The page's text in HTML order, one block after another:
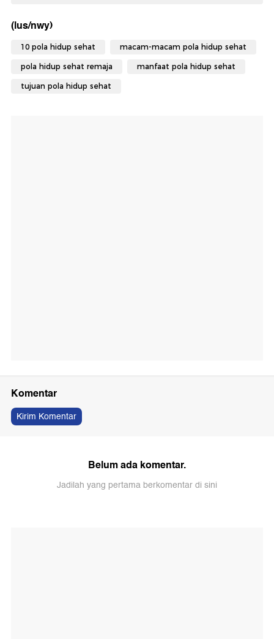
(lus/nwy)
10 pola hidup sehat macam-macam pola hidup sehat
pola hidup sehat remaja manfaat pola hidup sehat
tujuan pola hidup sehat
Komentar
Kirim Komentar
Belum ada komentar.
Jadilah yang pertama berkomentar di sini